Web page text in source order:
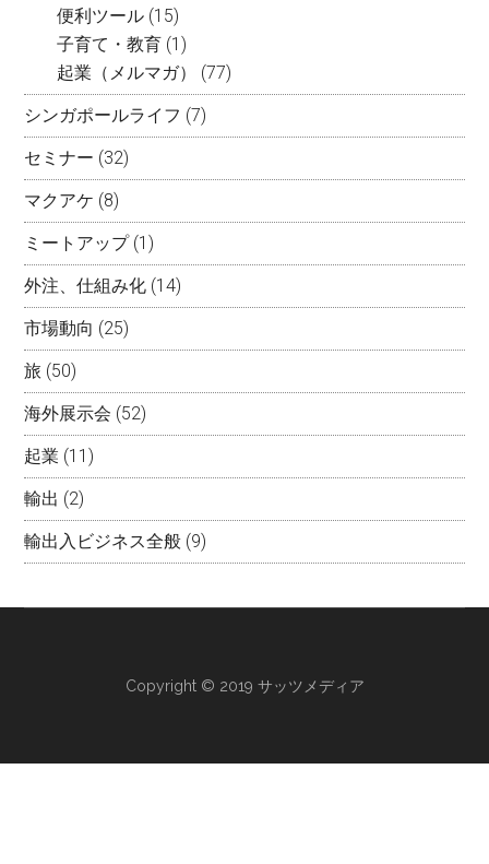
便利ツール (15)
子育て・教育 (1)
起業（メルマガ）
(77)
シンガポールライフ (7)
セミナー (32)
マクアケ (8)
ミートアップ(1)
外注、仕組み化 (14)
市場動向 (25)
旅 (50)
海外展示会 (52)
起業 (11)
輸出 (2)
輸出入ビジネス全般 (9)
Copyright © 2019 サッツメディア